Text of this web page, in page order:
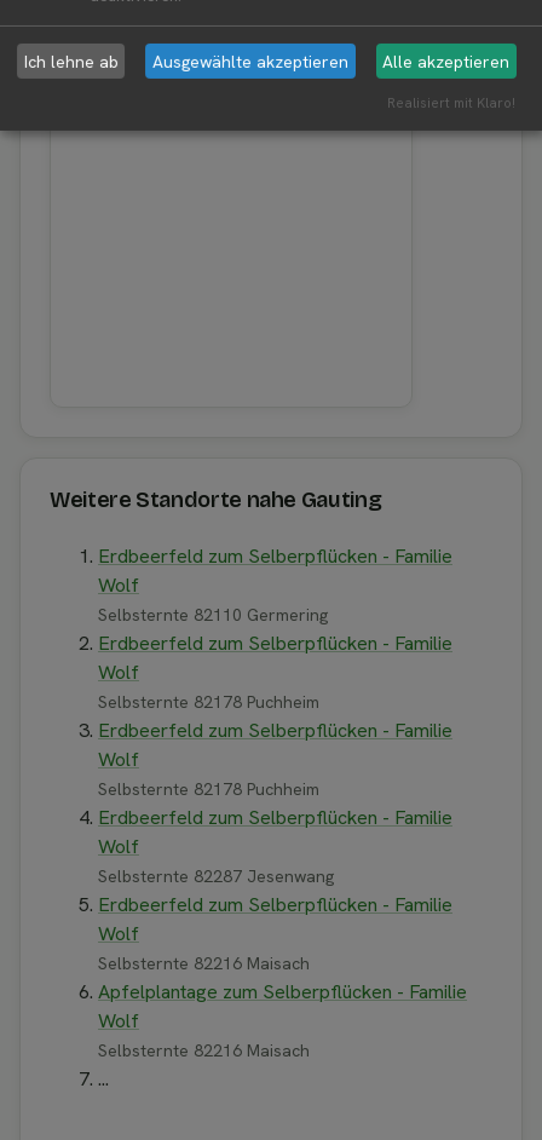
Erntewetter für Gauting
Aktuelles Wetter in der Umgebung von Gauting
Weitere Standorte nahe Gauting
Erdbeerfeld zum Selberpflücken - Familie
Wolf
Selbsternte 82110 Germering
Erdbeerfeld zum Selberpflücken - Familie
Wolf
Selbsternte 82178 Puchheim
Erdbeerfeld zum Selberpflücken - Familie
Wolf
Selbsternte 82178 Puchheim
Erdbeerfeld zum Selberpflücken - Familie
Wolf
Selbsternte 82287 Jesenwang
Erdbeerfeld zum Selberpflücken - Familie
Wolf
Selbsternte 82216 Maisach
Apfelplantage zum Selberpflücken - Familie
Wolf
Selbsternte 82216 Maisach
...
Ich lehne ab Ausgewählte akzeptieren Alle akzeptieren
Realisiert mit Klaro!